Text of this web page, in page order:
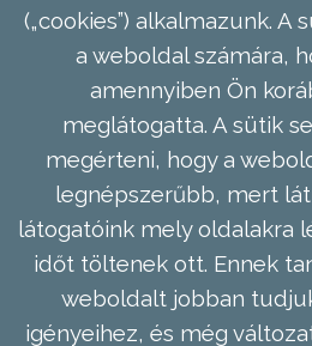
(„cookies”) alkalmazunk.
a weboldal számára,
amennyiben Ön
meglátogatta. A sütik
megérteni, hogy a
legnépszerűbb, mert
látogatóink mely oldalakra
időt töltenek ott. Ennek
weboldalt jobban
igényeihez, és még